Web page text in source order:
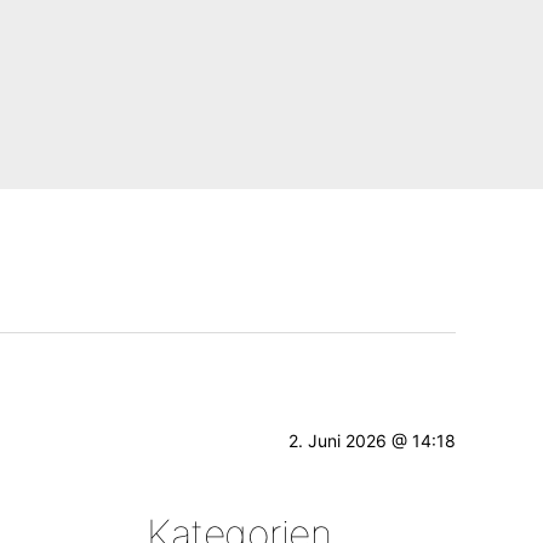
2. Juni 2026 @ 14:18
Kategorien